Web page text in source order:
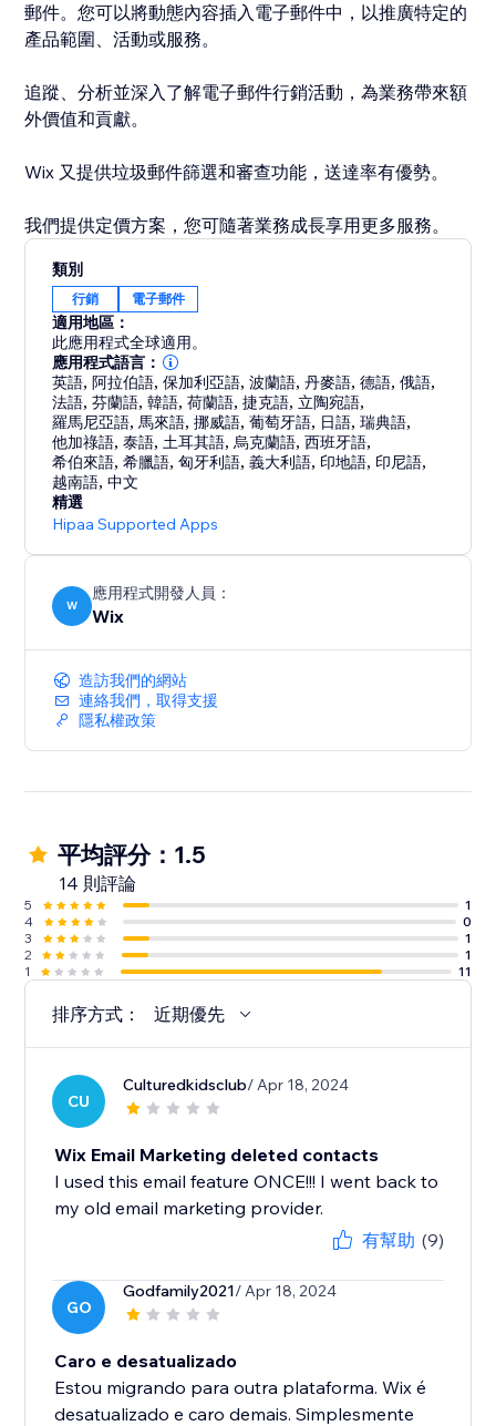
郵件。您可以將動態內容插入電子郵件中，以推廣特定的
產品範圍、活動或服務。
追蹤、分析並深入了解電子郵件行銷活動，為業務帶來額
外價值和貢獻。
Wix 又提供垃圾郵件篩選和審查功能，送達率有優勢。
類別
行銷 電子郵件
適用地區：
此應用程式全球適用。
應用程式語言：
英語,阿拉伯語,保加利亞語,波蘭語,丹麥語,德語,俄語,
法語,芬蘭語,韓語,荷蘭語,捷克語, 立陶宛語,
羅馬尼亞語, 馬來語,挪威語,葡萄牙語, 日語,瑞典語,
他加祿語,泰語, 土耳其語, 烏克蘭語,西班牙語,
希伯來語,希臘語,匈牙利語,義大利語, 印地語, 印尼語,
越南語,中文
精選
Hipaa Supported Apps
W
應用程式開發人員：
Wix
造訪我們的網站
連絡我們，取得支援
隱私權政策
平均評分：1.5
14 則評論
5
1
4
0
3
1
2
1
1
11
排序方式： 近期優先
CU
Culturedkidsclub/ Apr 18, 2024
Wix Email Marketing deleted contacts
I used this email feature ONCE!!! I went back to
my old email marketing provider.
有幫助 (9)
GO
Godfamily2021/ Apr 18, 2024
Caro e desatualizado
Estou migrando para outra plataforma. Wix é
desatualizado e caro demais. Simplesmente